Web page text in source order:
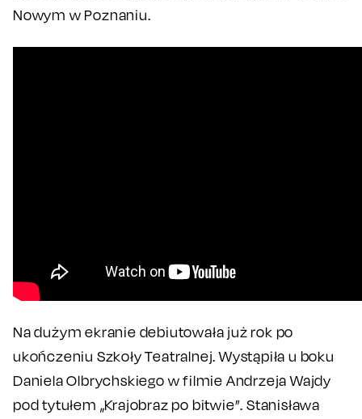
Nowym w Poznaniu.
Na dużym ekranie debiutowała już rok po
ukończeniu Szkoły Teatralnej. Wystąpiła u boku
Daniela Olbrychskiego w filmie Andrzeja Wajdy
pod tytułem „Krajobraz po bitwie”. Stanisława